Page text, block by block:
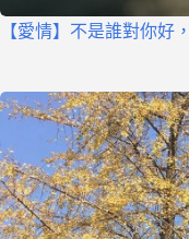
【愛情】不是誰對你好